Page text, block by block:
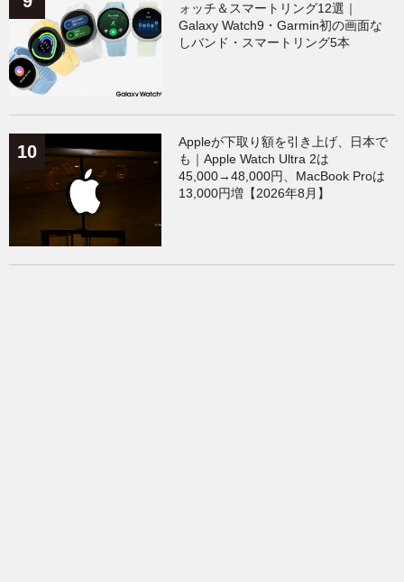
ォッチ＆スマートリング12選｜
Galaxy Watch9・Garmin初の画面な
しバンド・スマートリング5本
Appleが下取り額を引き上げ、日本で
も｜Apple Watch Ultra 2は
45,000→48,000円、MacBook Proは
13,000円増【2026年8月】